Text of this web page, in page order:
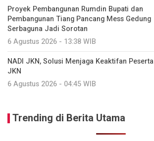
Proyek Pembangunan Rumdin Bupati dan
Pembangunan Tiang Pancang Mess Gedung
Serbaguna Jadi Sorotan
6 Agustus 2026 - 13:38 WIB
NADI JKN, Solusi Menjaga Keaktifan Peserta
JKN
6 Agustus 2026 - 04:45 WIB
Trending di Berita Utama